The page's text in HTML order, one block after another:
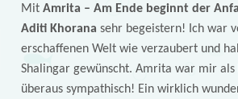
Mit Amrita – Am Ende beginnt der
Aditi Khorana sehr begeistern! Ich war
erschaffenen Welt wie verzaubert und
Shalingar gewünscht. Amrita war mir als
überaus sympathisch! Ein wirklich